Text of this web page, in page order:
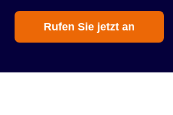
Rufen Sie jetzt an